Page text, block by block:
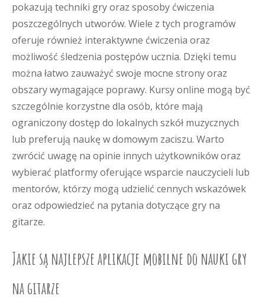
pokazują techniki gry oraz sposoby ćwiczenia
poszczególnych utworów. Wiele z tych programów
oferuje również interaktywne ćwiczenia oraz
możliwość śledzenia postępów ucznia. Dzięki temu
można łatwo zauważyć swoje mocne strony oraz
obszary wymagające poprawy. Kursy online mogą być
szczególnie korzystne dla osób, które mają
ograniczony dostęp do lokalnych szkół muzycznych
lub preferują naukę w domowym zaciszu. Warto
zwrócić uwagę na opinie innych użytkowników oraz
wybierać platformy oferujące wsparcie nauczycieli lub
mentorów, którzy mogą udzielić cennych wskazówek
oraz odpowiedzieć na pytania dotyczące gry na
gitarze.
Jakie są najlepsze aplikacje mobilne do nauki gry
na gitarze